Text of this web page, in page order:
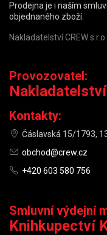
Prodejna je i naším
objednaného zboží.
Nakladatelství CREW
Provozovatel:
Nakladatelství
Kontakty:
Čáslavská 15/1793,
obchod@crew.cz
+420 603 580 756
Smluvní výdejní
Knihkupectví